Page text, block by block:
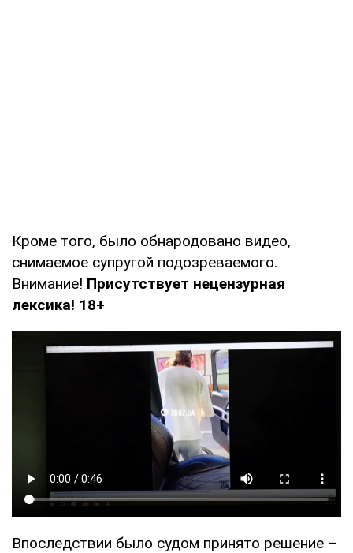
Кроме того, было обнародовано видео,
снимаемое супругой подозреваемого.
Внимание! Присутствует нецензурная
лексика! 18+
Впоследствии было судом принято решение –